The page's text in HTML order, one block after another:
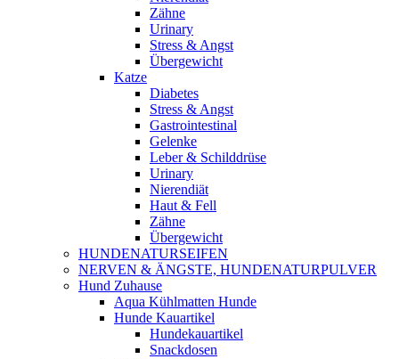
Zähne
Urinary
Stress & Angst
Übergewicht
Katze
Diabetes
Stress & Angst
Gastrointestinal
Gelenke
Leber & Schilddrüse
Urinary
Nierendiät
Haut & Fell
Zähne
Übergewicht
HUNDENATURSEIFEN
NERVEN & ÄNGSTE, HUNDENATURPULVER
Hund Zuhause
Aqua Kühlmatten Hunde
Hunde Kauartikel
Hundekauartikel
Snackdosen